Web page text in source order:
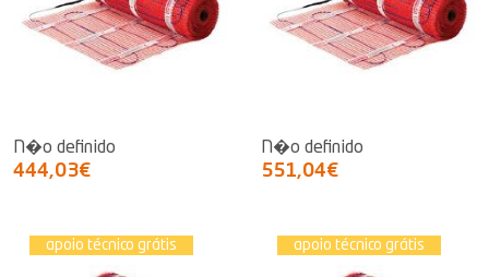
N�o definido
444,03€
N�o definido
551,04€
apoio técnico grátis apoio técnico grátis